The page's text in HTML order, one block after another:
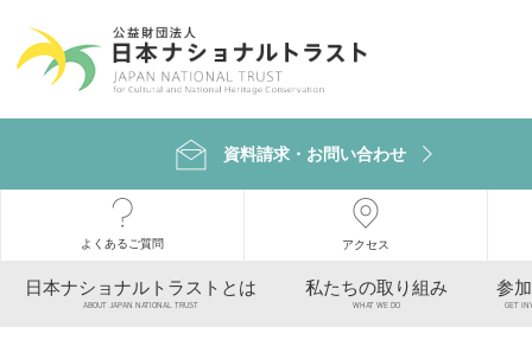
資料請求・お問い合わせ
よくあるご質問 アクセス
日本ナショナルトラストとは
ABOUT JAPAN NATIONAL TRUST
私たちの取り組み
WHAT WE DO
参
GET